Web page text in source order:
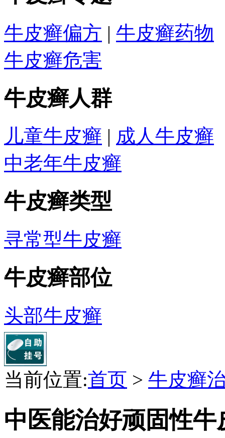
牛皮癣偏方 | 牛皮癣药物
牛皮癣危害
牛皮癣人群
儿童牛皮癣 | 成人牛皮癣
中老年牛皮癣
牛皮癣类型
寻常型牛皮癣
牛皮癣部位
头部牛皮癣
当前位置:首页 > 牛皮癣
中医能治好顽固性牛